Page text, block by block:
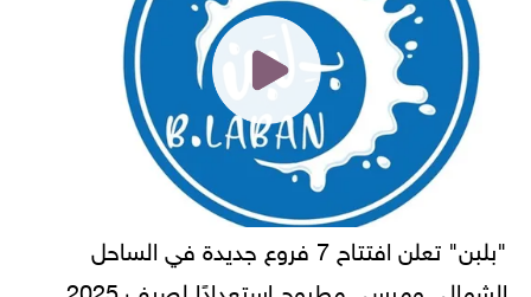
"بلبن" تعلن افتتاح 7 فروع جديدة في الساحل